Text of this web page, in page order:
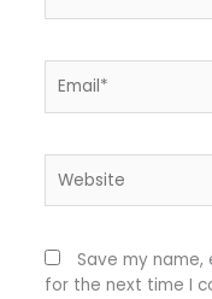
Save my name,
for the next time I